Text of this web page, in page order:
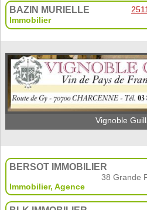
BAZIN MURIELLE
Immobilier
Vignoble
BERSOT IMMOBILIER
38 Grande
Immobilier, Agence